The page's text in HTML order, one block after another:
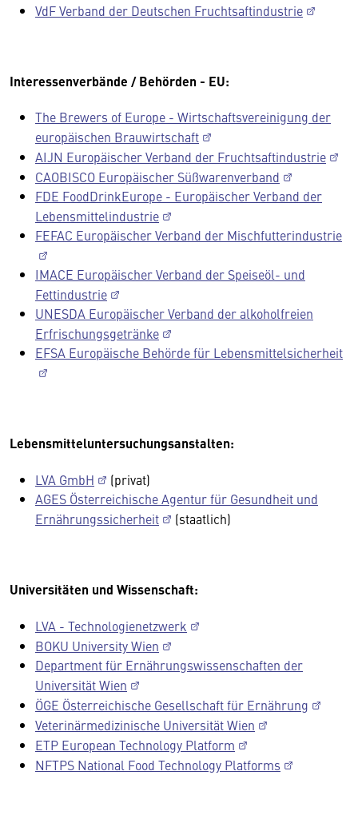
VdF Verband der Deutschen Fruchtsaftindustrie
Interessenverbände / Behörden - EU:
The Brewers of Europe - Wirtschaftsvereinigung der
europäischen Brauwirtschaft
AIJN Europäischer Verband der Fruchtsaftindustrie
CAOBISCO Europäischer Süßwarenverband
FDE FoodDrinkEurope - Europäischer Verband der
Lebensmittelindustrie
FEFAC Europäischer Verband der Mischfutterindustrie
IMACE Europäischer Verband der Speiseöl- und
Fettindustrie
UNESDA Europäischer Verband der alkoholfreien
Erfrischungsgetränke
EFSA Europäische Behörde für Lebensmittelsicherheit
Lebensmitteluntersuchungsanstalten:
LVA GmbH
(privat)
AGES Österreichische Agentur für Gesundheit und
Ernährungssicherheit
(staatlich)
Universitäten und Wissenschaft:
LVA - Technologienetzwerk
BOKU University Wien
Department für Ernährungswissenschaften der
Universität Wien
ÖGE Österreichische Gesellschaft für Ernährung
Veterinärmedizinische Universität Wien
ETP European Technology Platform
NFTPS National Food Technology Platforms